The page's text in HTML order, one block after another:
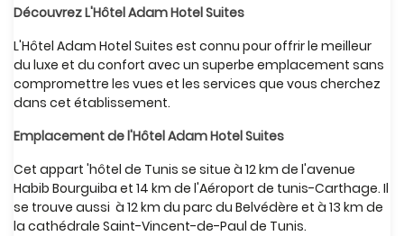
Découvrez L'Hôtel Adam Hotel Suites
L'Hôtel Adam Hotel Suites est connu pour offrir le meilleur
du luxe et du confort avec un superbe emplacement sans
compromettre les vues et les services que vous cherchez
dans cet établissement.
Emplacement de l'Hôtel Adam Hotel Suites
Cet appart 'hôtel de Tunis se situe à 12 km de l'avenue
Habib Bourguiba et 14 km de l'Aéroport de tunis-Carthage. Il
se trouve aussi à 12 km du parc du Belvédère et à 13 km de
la cathédrale Saint-Vincent-de-Paul de Tunis.